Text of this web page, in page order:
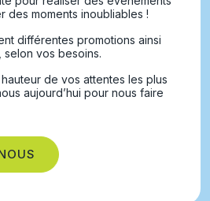
des moments inoubliables !
différentes promotions ainsi
vos besoins.
de vos attentes les plus
aujourd’hui pour nous faire